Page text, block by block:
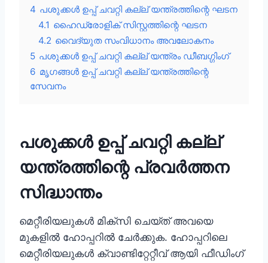
4 പശുക്കൾ ഉപ്പ് ചവറ്റി കല്ല് യന്ത്രത്തിന്റെ ഘടന
4.1 ഹൈഡ്രോളിക് സിസ്റ്റത്തിന്റെ ഘടന
4.2 വൈദ്യുത സംവിധാനം അവലോകനം
5 പശുക്കൾ ഉപ്പ് ചവറ്റി കല്ല് യന്ത്രം ഡീബഗ്ഗിംഗ്
6 മൃഗങ്ങൾ ഉപ്പ് ചവറ്റി കല്ല് യന്ത്രത്തിന്റെ
സേവനം
പശുക്കൾ ഉപ്പ് ചവറ്റി കല്ല്
യന്ത്രത്തിന്റെ പ്രവർത്തന
സിദ്ധാന്തം
മെറ്റീരിയലുകൾ മിക്സി ചെയ്ത് അവയെ
മുകളിൽ ഹോപ്പറിൽ ചേർക്കുക. ഹോപ്പറിലെ
മെറ്റീരിയലുകൾ ക്വാണ്ടിറ്റേറ്റീവ് ആയി ഫീഡിംഗ്